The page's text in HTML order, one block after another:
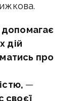
допомагає
дій
про
—
своєї